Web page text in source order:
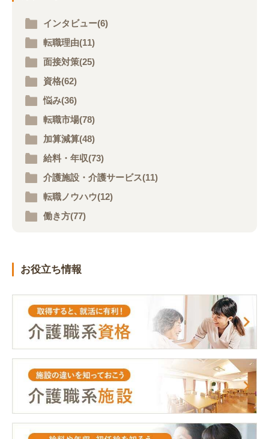
インタビュー(6)
転職理由(11)
面接対策(25)
資格(62)
悩み(36)
転職市場(78)
加算減算(48)
給料・年収(73)
介護施設・介護サービス(11)
転職ノウハウ(12)
働き方(77)
お役立ち情報